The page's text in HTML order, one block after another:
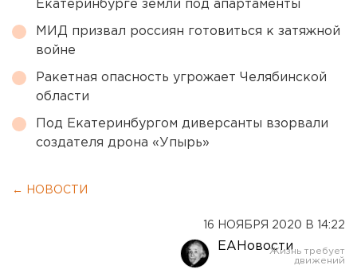
Екатеринбурге земли под апартаменты
МИД призвал россиян готовиться к затяжной
войне
Ракетная опасность угрожает Челябинской
области
Под Екатеринбургом диверсанты взорвали
создателя дрона «Упырь»
← НОВОСТИ
16 НОЯБРЯ 2020 В 14:22
ЕАНовости